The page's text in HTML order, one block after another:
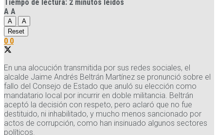
Tiempo de lectura: 2 minutos leídos
A A
A
A
Reset
0 0
En una alocución transmitida por sus redes sociales, el
alcalde Jaime Andrés Beltrán Martínez se pronunció sobre el
fallo del Consejo de Estado que anuló su elección como
mandatario local por incurrir en doble militancia. Beltrán
aceptó la decisión con respeto, pero aclaró que no fue
destituido, ni inhabilitado, y mucho menos sancionado por
actos de corrupción, como han insinuado algunos sectores
políticos.